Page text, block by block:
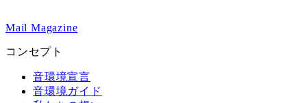
Mail Magazine
コンセプト
音環境宣言
音環境ガイド